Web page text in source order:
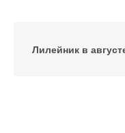
Лилейник в